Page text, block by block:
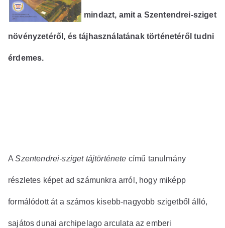
mindazt, amit a Szentendrei-sziget
növényzetéről, és tájhasználatának történetéről tudni
érdemes.
ASzentendrei-sziget tájtörténete című tanulmány
részletes képet ad számunkra arról, hogy miképp
formálódott át a számos kisebb-nagyobb szigetből álló,
sajátos dunai archipelago arculata az emberi